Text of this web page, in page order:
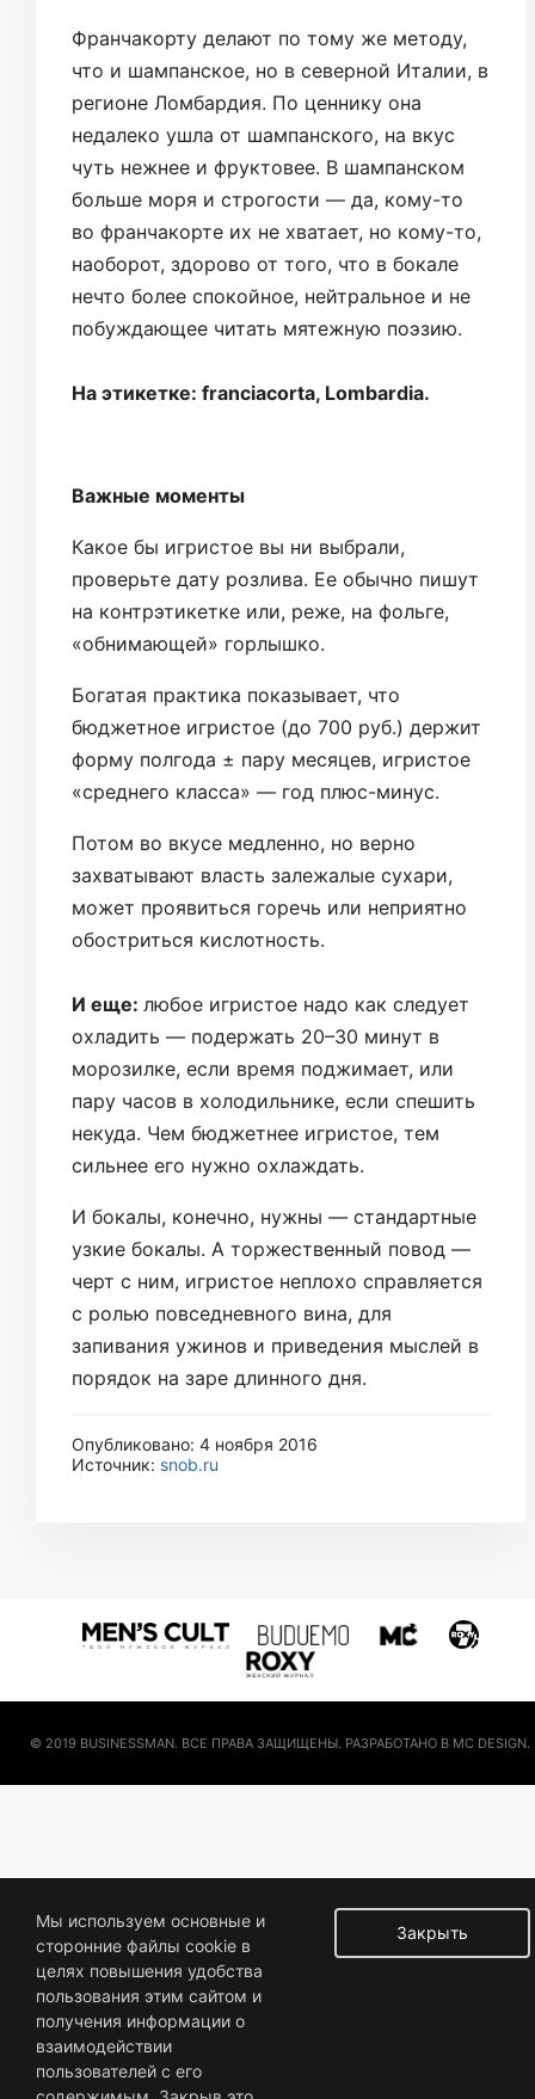
Франчакорту делают по тому же методу,
что и шампанское, но в северной Италии, в
регионе Ломбардия. По ценнику она
недалеко ушла от шампанского, на вкус
чуть нежнее и фруктовее. В шампанском
больше моря и строгости — да, кому-то
во франчакорте их не хватает, но кому-то,
наоборот, здорово от того, что в бокале
нечто более спокойное, нейтральное и не
побуждающее читать мятежную поэзию.
На этикетке: franciacorta, Lombardia.
Важные моменты
Какое бы игристое вы ни выбрали,
проверьте дату розлива. Ее обычно пишут
на контрэтикетке или, реже, на фольге,
«обнимающей» горлышко.
Богатая практика показывает, что
бюджетное игристое (до 700 руб.) держит
форму полгода ± пару месяцев, игристое
«среднего класса» — год плюс-минус.
Потом во вкусе медленно, но верно
захватывают власть залежалые сухари,
может проявиться горечь или неприятно
обостриться кислотность.
И еще: любое игристое надо как следует
охладить — подержать 20–30 минут в
морозилке, если время поджимает, или
пару часов в холодильнике, если спешить
некуда. Чем бюджетнее игристое, тем
сильнее его нужно охлаждать.
И бокалы, конечно, нужны — стандартные
узкие бокалы. А торжественный повод —
черт с ним, игристое неплохо справляется
с ролью повседневного вина, для
запивания ужинов и приведения мыслей в
порядок на заре длинного дня.
Опубликовано: 4 ноября 2016
Источник: snob.ru
© 2019 BUSINESSMAN. ВСЕ ПРАВА ЗАЩИЩЕНЫ. РАЗРАБОТАНО В MC DESIGN.
Закрыть
Мы используем основные и
сторонние файлы cookie в
целях повышения удобства
пользования этим сайтом и
получения информации о
взаимодействии
пользователей с его